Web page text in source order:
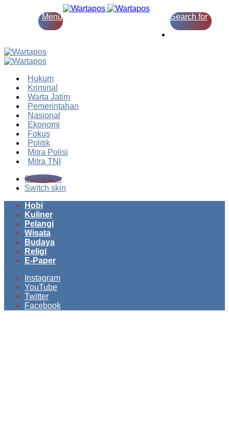
Menu Search for
Hukum
Kriminal
Warta Jatim
Pemerintahan
Nasional
Ekonomi
Fokus
Politik
Mitra Polisi
Mitra TNI
Search for
Switch skin
Hobi
Kuliner
Pelangi
Wisata
Budaya
Religi
E-Paper
Instagram
YouTube
Twitter
Facebook